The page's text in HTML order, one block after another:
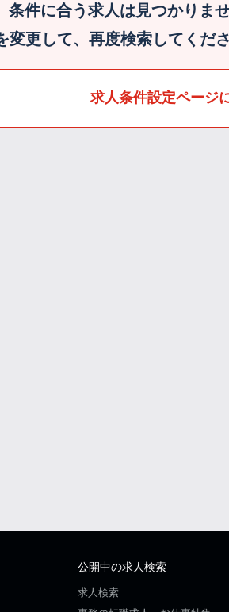
条件に合う求人は見つかりませ
変更して、再度検索してくだ
求人条件設定ページ
公開中の求人検索
求人検索